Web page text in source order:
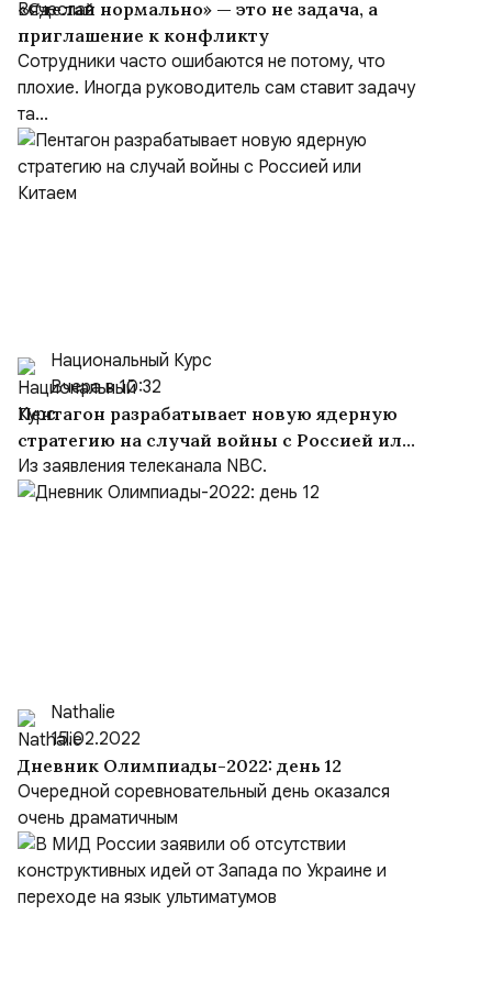
«Сделай нормально» — это не задача, а
приглашение к конфликту
Сотрудники часто ошибаются не потому, что
плохие. Иногда руководитель сам ставит задачу
та...
Национальный Курс
Вчера в 10:32
Пентагон разрабатывает новую ядерную
стратегию на случай войны с Россией или
Китаем
Из заявления телеканала NBC.
Nathalie
15.02.2022
Дневник Олимпиады-2022: день 12
Очередной соревновательный день оказался
очень драматичным